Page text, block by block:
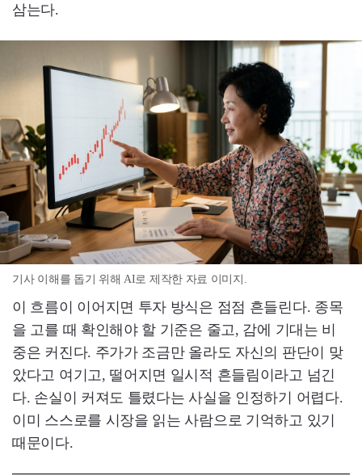
삼는다.
기사 이해를 돕기 위해 AI로 제작한 자료 이미지.
이 흐름이 이어지면 투자 방식은 점점 흔들린다. 종목
을 고를 때 확인해야 할 기준은 줄고, 감에 기대는 비
중은 커진다. 주가가 조금만 올라도 자신의 판단이 맞
았다고 여기고, 떨어지면 일시적 흔들림이라고 넘긴
다. 손실이 커져도 틀렸다는 사실을 인정하기 어렵다.
이미 스스로를 시장을 읽는 사람으로 기억하고 있기
때문이다.